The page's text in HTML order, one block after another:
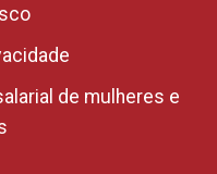
de mulheres e